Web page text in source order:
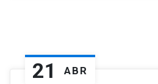
21 ABR